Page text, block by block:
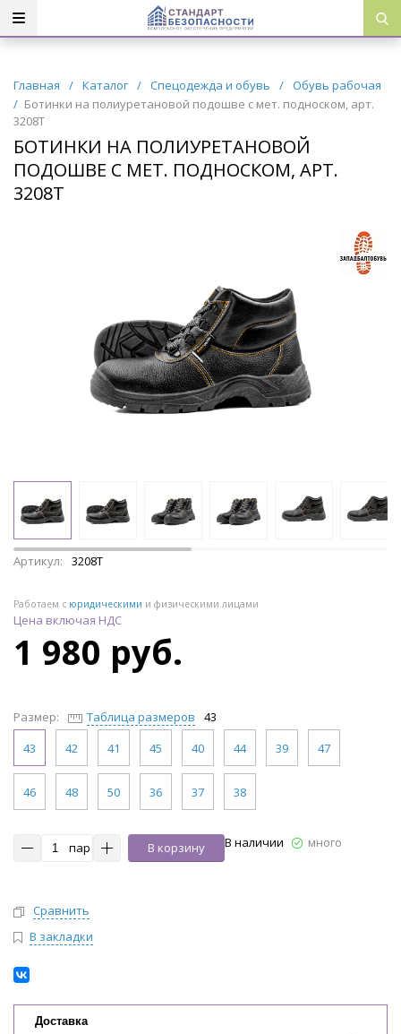
Главная / Каталог / Спецодежда и обувь / Обувь рабочая
/ Ботинки на полиуретановой подошве с мет. подноском, арт.
3208Т
БОТИНКИ НА ПОЛИУРЕТАНОВОЙ
ПОДОШВЕ С МЕТ. ПОДНОСКОМ, АРТ.
3208Т
Артикул: 3208Т
Работаем с юридическими и физическими лицами
Цена включая НДС
1 980 руб.
Размер: Таблица размеров
43
43
42 41 45 40 44 39 47
46 48 50 36 37 38
пар В корзину В наличии много
Сравнить
В закладки
Доставка